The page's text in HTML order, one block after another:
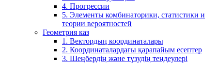
4. Прогрессии
5. Элементы комбинаторики, статистики и
теории вероятностей
Геометрия каз
1. Вектордың координаталары
2. Координаталардағы қарапайым есептер
3. Шеңбердің және түзудің теңдеулері